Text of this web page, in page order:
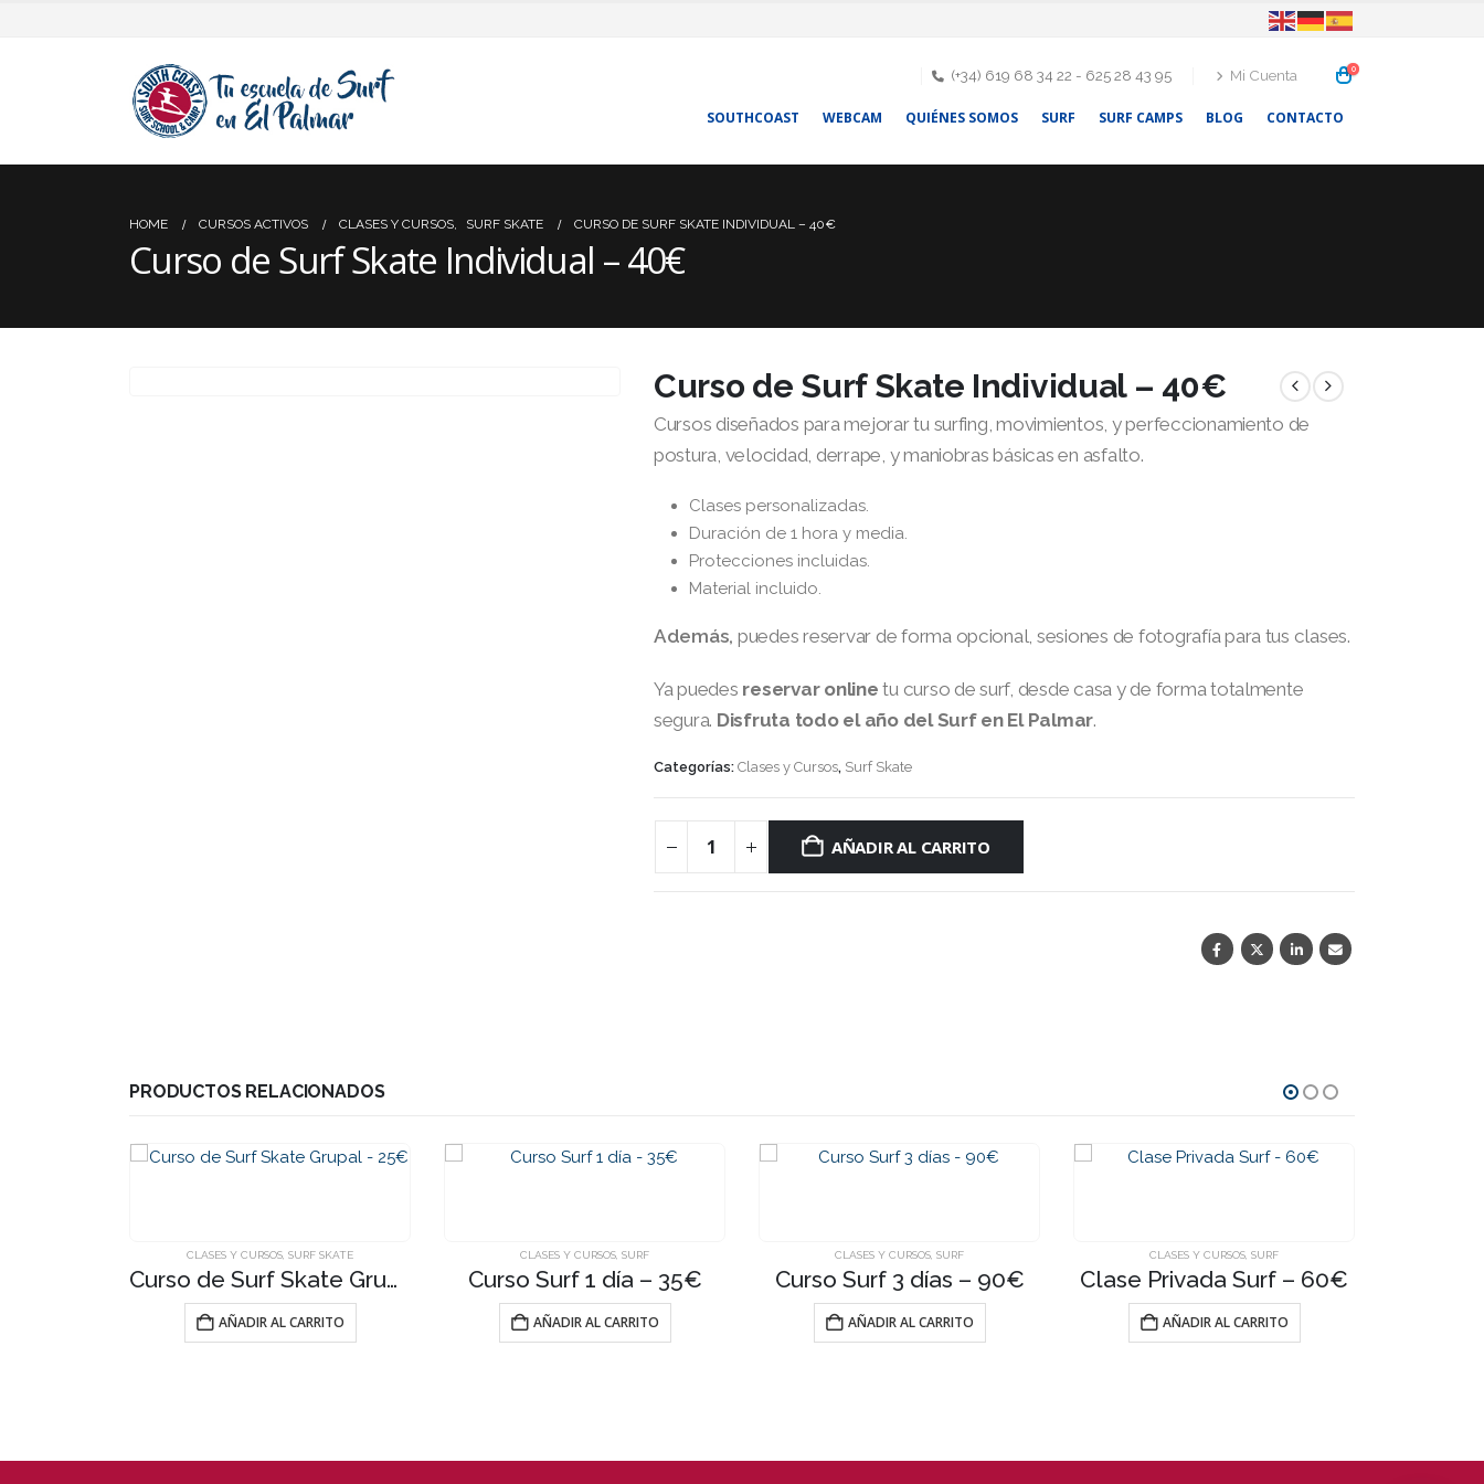
(+34) 619 68 34 22 - 625 28 43 95 Mi Cuenta 0
SOUTHCOAST WEBCAM QUIÉNES SOMOS SURF SURF CAMPS BLOG CONTACTO
HOME CURSOS ACTIVOS CLASES Y CURSOS, SURF SKATE CURSO DE SURF SKATE INDIVIDUAL – 40€
Curso de Surf Skate Individual – 40€
Curso de Surf Skate Individual – 40€
Cursos diseñados para mejorar tu surfing, movimientos, y perfeccionamiento de
postura, velocidad, derrape, y maniobras básicas en asfalto.
Clases personalizadas.
Duración de 1 hora y media.
Protecciones incluidas.
Material incluido.
Además, puedes reservar de forma opcional, sesiones de fotografía para tus clases.
Ya puedes reservar online tu curso de surf, desde casa y de forma totalmente
segura. Disfruta todo el año del Surf en El Palmar.
Categorías: Clases y Cursos, Surf Skate
AÑADIR AL CARRITO
PRODUCTOS RELACIONADOS
– 175€
CLASES Y CURSOS SURF SKATE
Curso de Surf Skate Grupal – 25€
AÑADIR AL CARRITO
CLASES Y CURSOS SURF
Curso Surf 1 día – 35€
AÑADIR AL CARRITO
CLASES Y CURSOS SURF
Curso Surf 3 días – 90€
AÑADIR AL CARRITO
CLASES Y CURSOS SURF
Clase Privada Surf – 60€
AÑADIR AL CARRITO
Curso